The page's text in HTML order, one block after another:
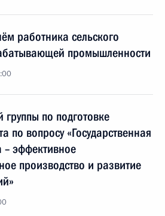
работника сельского
промышленности
по подготовке
по вопросу «Государственная
– эффективное
производство и развитие